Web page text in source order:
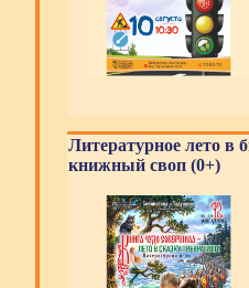
Литературное лето в
книжный своп (0+)